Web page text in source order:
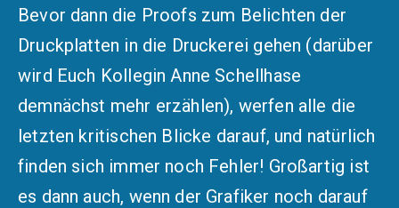
​Bevor dann die Proofs zum Belichten der
Druckplatten in die Druckerei gehen (darüber
wird Euch Kollegin Anne Schellhase
demnächst mehr erzählen), werfen alle die
letzten kritischen Blicke darauf, und natürlich
finden sich immer noch Fehler! Großartig ist
es dann auch, wenn der Grafiker noch darauf